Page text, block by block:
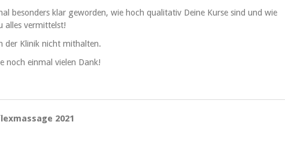
besonders klar geworden, wie hoch qualitativ Deine Kurse sind und wie
alles vermittelst!
der Klinik nicht mithalten.
noch einmal vielen Dank!
2021